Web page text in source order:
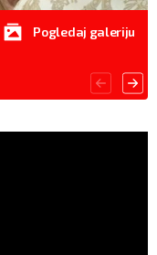
Pogledaj galeriju